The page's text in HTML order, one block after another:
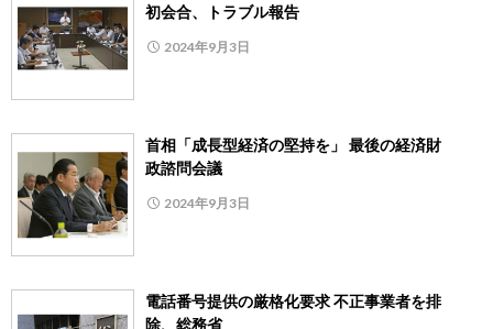
初会合、トラブル報告
2024年9月3日
首相「成長型経済の堅持を」 最後の経済財
政諮問会議
2024年9月3日
電話番号提供の厳格化要求 不正事業者を排
除、総務省